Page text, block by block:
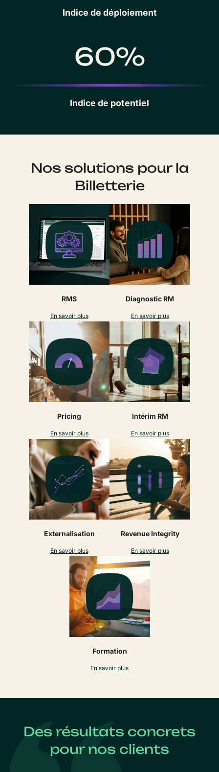
Indice de déploiement
60%
Indice de potentiel
Nos solutions pour la
Billetterie
RMS
En savoir plus
Diagnostic RM
En savoir plus
Pricing
En savoir plus
Intérim RM
En savoir plus
Externalisation
En savoir plus
Revenue Integrity
En savoir plus
Formation
En savoir plus
Des résultats concrets
pour nos clients